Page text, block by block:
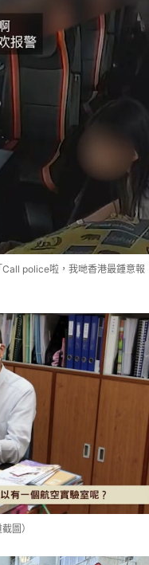
police啦，我哋香港最鍾意報
圖）